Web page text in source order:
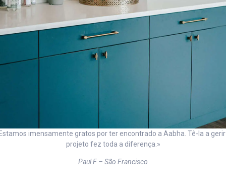
imensamente gratos por ter encontrado a Aabha. Tê-la a
projeto fez toda a diferença.»
Paul F – São Francisco